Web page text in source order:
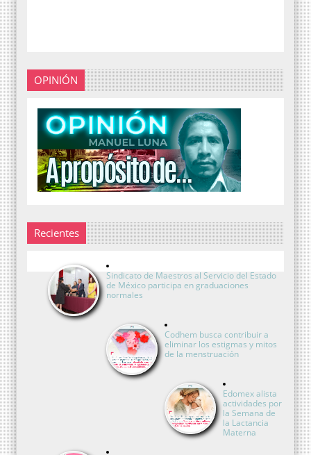
OPINIÓN
Recientes
Sindicato de Maestros al Servicio del Estado
de México participa en graduaciones
normales
Codhem busca contribuir a
eliminar los estigmas y mitos
de la menstruación
Edomex alista
actividades por
la Semana de
la Lactancia
Materna